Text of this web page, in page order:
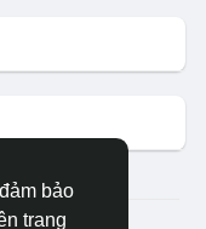
bảo
trang